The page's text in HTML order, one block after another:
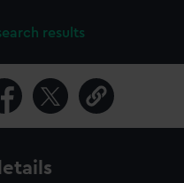
results